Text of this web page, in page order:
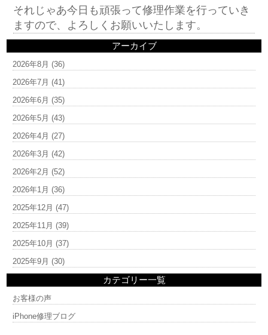
それじゃあ今日も頑張って修理作業を行っていき
ますので、よろしくお願いいたします。
アーカイブ
2026年8月 (36)
2026年7月 (41)
2026年6月 (35)
2026年5月 (43)
2026年4月 (27)
2026年3月 (42)
2026年2月 (52)
2026年1月 (36)
2025年12月 (47)
2025年11月 (39)
2025年10月 (37)
2025年9月 (30)
カテゴリー一覧
お客様の声
iPhone修理ブログ